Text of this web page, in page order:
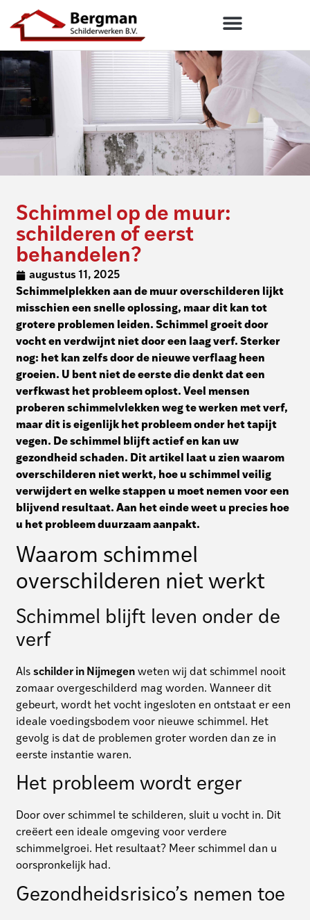
Schimmel op de muur:
schilderen of eerst
behandelen?
augustus 11, 2025
Schimmelplekken aan de muur overschilderen lijkt
misschien een snelle oplossing, maar dit kan tot
grotere problemen leiden. Schimmel groeit door
vocht en verdwijnt niet door een laag verf. Sterker
nog: het kan zelfs door de nieuwe verflaag heen
groeien. U bent niet de eerste die denkt dat een
verfkwast het probleem oplost. Veel mensen
proberen schimmelvlekken weg te werken met verf,
maar dit is eigenlijk het probleem onder het tapijt
vegen. De schimmel blijft actief en kan uw
gezondheid schaden. Dit artikel laat u zien waarom
overschilderen niet werkt, hoe u schimmel veilig
verwijdert en welke stappen u moet nemen voor een
blijvend resultaat. Aan het einde weet u precies hoe
u het probleem duurzaam aanpakt.
Waarom schimmel
overschilderen niet werkt
Schimmel blijft leven onder de
verf
Alsschilder in Nijmegen weten wij dat schimmel nooit
zomaar overgeschilderd mag worden. Wanneer dit
gebeurt, wordt het vocht ingesloten en ontstaat er een
ideale voedingsbodem voor nieuwe schimmel. Het
gevolg is dat de problemen groter worden dan ze in
eerste instantie waren.
Het probleem wordt erger
Door over schimmel te schilderen, sluit u vocht in. Dit
creëert een ideale omgeving voor verdere
schimmelgroei. Het resultaat? Meer schimmel dan u
oorspronkelijk had.
Gezondheidsrisico’s nemen toe